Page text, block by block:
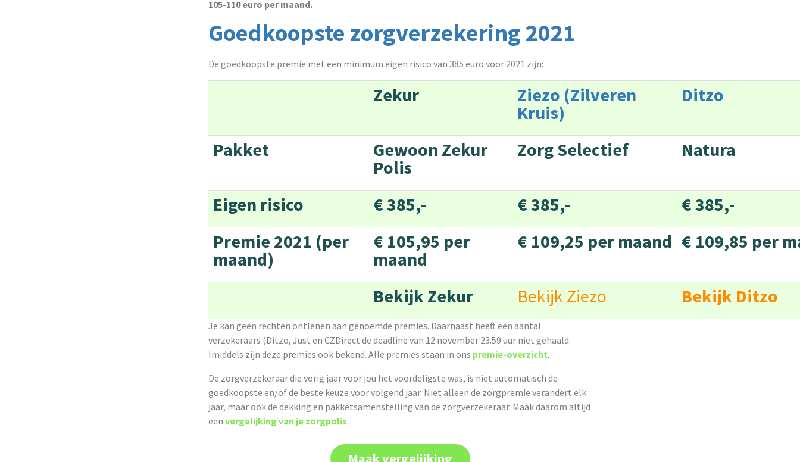
105-110 euro per maand.
Goedkoopste zorgverzekering 2021
De goedkoopste premie met een minimum eigen risico van 385 euro voor 2021 zijn:
Zekur Ziezo (Zilveren
Kruis)
Ditzo
Pakket Gewoon Zekur
Polis
Zorg Selectief Natura
Eigen risico € 385,- € 385,-
€ 385,-
Premie 2021 (per
maand)
€ 105,95 per
maand
€ 109,25 per maand € 109,85 per
Bekijk Zekur Bekijk Ziezo Bekijk Ditzo
Je kan geen rechten ontlenen aan genoemde premies. Daarnaast heeft een aantal
verzekeraars (Ditzo, Just en CZDirect de deadline van 12 november 23.59 uur niet gehaald.
Imiddels zijn deze premies ook bekend. Alle premies staan in ons premie-overzicht.
De zorgverzekeraar die vorig jaar voor jou het voordeligste was, is niet automatisch de
goedkoopste en/of de beste keuze voor volgend jaar. Niet alleen de zorgpremie verandert elk
jaar, maar ook de dekking en pakketsamenstelling van de zorgverzekeraar. Maak daarom altijd
een vergelijking van je zorgpolis.
Maak vergelijking